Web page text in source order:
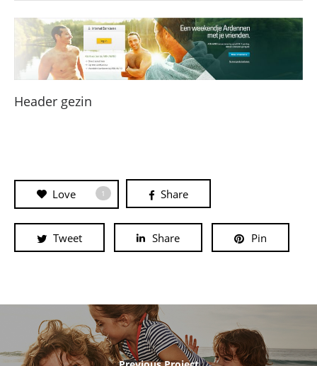
Header gezin
Love 1 Share
Tweet Share Pin